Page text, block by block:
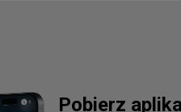
Pobierz